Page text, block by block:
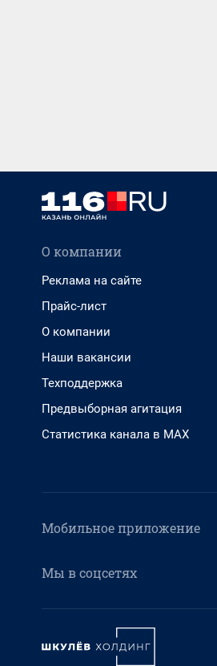
О компании
Реклама на сайте
Прайс-лист
О компании
Наши вакансии
Техподдержка
Предвыборная агитация
Статистика канала в MAX
Мобильное приложение
Мы в соцсетях